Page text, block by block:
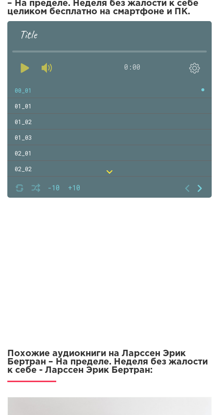
– На пределе. Неделя без жалости к себе
целиком бесплатно на смартфоне и ПК.
Title
0:00
-10 +10
00_01
01_01
01_02
01_03
02_01
02_02
02_03
02_04
Похожие аудиокниги на Ларссен Эрик
Бертран – На пределе. Неделя без жалости
к себе - Ларссен Эрик Бертран: